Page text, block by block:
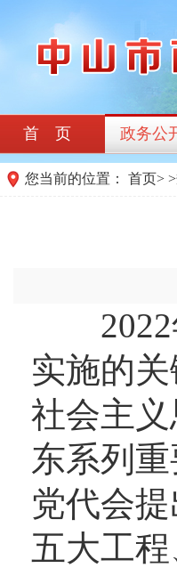
首 页 政务公
您当前的位置： 首页> >
2022年
实施的
社会主
东系列
党代会
五大工